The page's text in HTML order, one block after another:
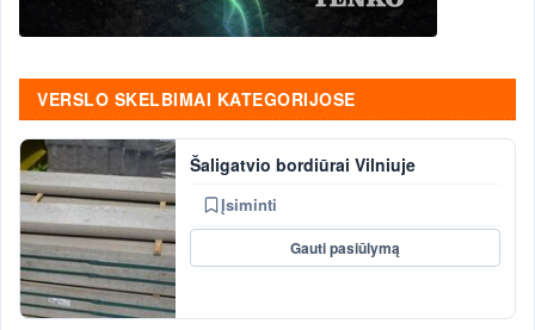
VERSLO SKELBIMAI KATEGORIJOSE
Šaligatvio bordiūrai Vilniuje
Įsiminti
Gauti pasiūlymą